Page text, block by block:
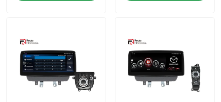
Android Autoradio Stereo
Mazda-Autostereo-installatie